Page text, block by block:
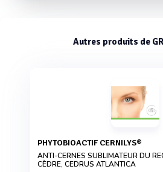
Autres produits de
PHYTOBIOACTIF CERNILYS®
ANTI-CERNES SUBLIMATEUR DU
CÈDRE, CEDRUS ATLANTICA